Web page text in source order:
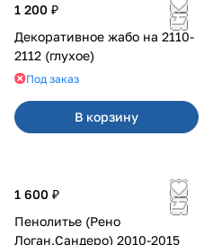
1 200 ₽
Декоративное жабо на 2110-
2112 (глухое)
Под заказ
В корзину
1 600 ₽
Пенолитье (Рено
Логан,Сандеро) 2010-2015